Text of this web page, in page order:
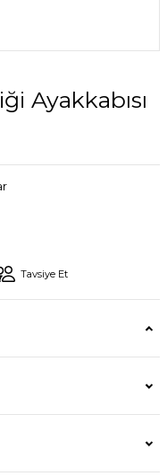
Ayakkabısı
Tavsiye Et